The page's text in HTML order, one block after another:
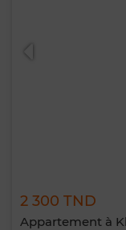
2 300 TND
Appartement à